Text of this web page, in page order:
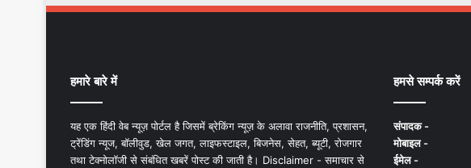
हमारे बारे में
यह एक हिंदी वेब न्यूज़ पोर्टल है जिसमें ब्रेकिंग न्यूज़ के अलावा राजनीति, प्रशासन,
ट्रेंडिंग न्यूज, बॉलीवुड, खेल जगत, लाइफस्टाइल, बिजनेस, सेहत, ब्यूटी, रोजगार
तथा टेक्नोलॉजी से संबंधित खबरें पोस्ट की जाती है। Disclaimer - समाचार से
हमसे सम्पर्क करें
संपादक -
मोबाइल -
ईमेल -